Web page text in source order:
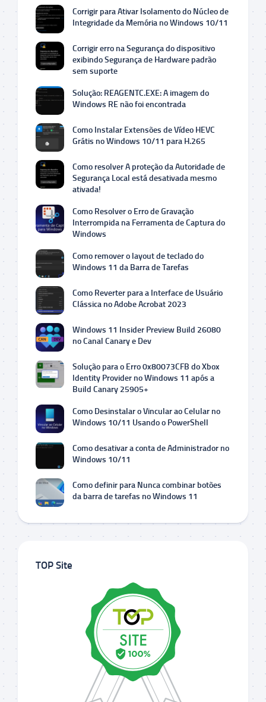
Corrigir para Ativar Isolamento do Núcleo de
Integridade da Memória no Windows 10/11
Corrigir erro na Segurança do dispositivo
exibindo Segurança de Hardware padrão
sem suporte
Solução: REAGENTC.EXE: A imagem do
Windows RE não foi encontrada
Como Instalar Extensões de Vídeo HEVC
Grátis no Windows 10/11 para H.265
Como resolver A proteção da Autoridade de
Segurança Local está desativada mesmo
ativada!
Como Resolver o Erro de Gravação
Interrompida na Ferramenta de Captura do
Windows
Como remover o layout de teclado do
Windows 11 da Barra de Tarefas
Como Reverter para a Interface de Usuário
Clássica no Adobe Acrobat 2023
Windows 11 Insider Preview Build 26080
no Canal Canary e Dev
Solução para o Erro 0x80073CFB do Xbox
Identity Provider no Windows 11 após a
Build Canary 25905+
Como Desinstalar o Vincular ao Celular no
Windows 10/11 Usando o PowerShell
Como desativar a conta de Administrador no
Windows 10/11
Como definir para Nunca combinar botões
da barra de tarefas no Windows 11
TOP Site